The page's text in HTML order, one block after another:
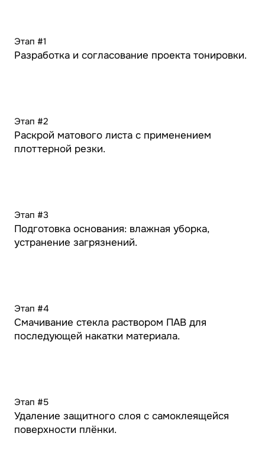
Этап #1
Разработка и согласование проекта тонировки.
Этап #2
Раскрой матового листа с применением
плоттерной резки.
Этап #3
Подготовка основания: влажная уборка,
устранение загрязнений.
Этап #4
Смачивание стекла раствором ПАВ для
последующей накатки материала.
Этап #5
Удаление защитного слоя с самоклеящейся
поверхности плёнки.